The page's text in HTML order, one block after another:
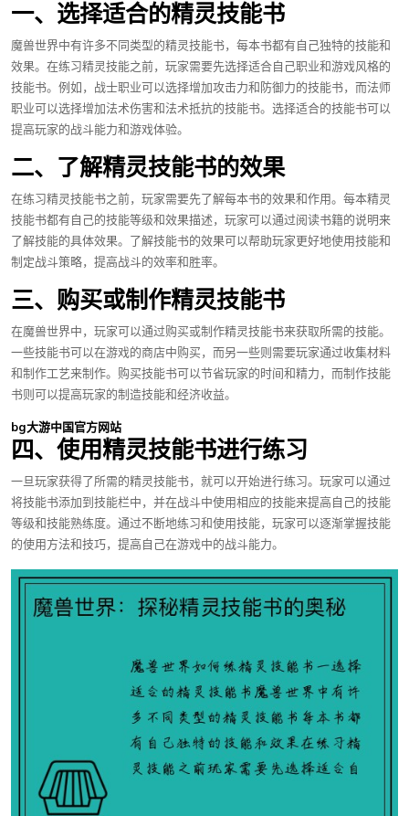
一、选择适合的精灵技能书
魔兽世界中有许多不同类型的精灵技能书，每本书都有自己独特的技能和
效果。在练习精灵技能之前，玩家需要先选择适合自己职业和游戏风格的
技能书。例如，战士职业可以选择增加攻击力和防御力的技能书，而法师
职业可以选择增加法术伤害和法术抵抗的技能书。选择适合的技能书可以
提高玩家的战斗能力和游戏体验。
二、了解精灵技能书的效果
在练习精灵技能书之前，玩家需要先了解每本书的效果和作用。每本精灵
技能书都有自己的技能等级和效果描述，玩家可以通过阅读书籍的说明来
了解技能的具体效果。了解技能书的效果可以帮助玩家更好地使用技能和
制定战斗策略，提高战斗的效率和胜率。
三、购买或制作精灵技能书
在魔兽世界中，玩家可以通过购买或制作精灵技能书来获取所需的技能。
一些技能书可以在游戏的商店中购买，而另一些则需要玩家通过收集材料
和制作工艺来制作。购买技能书可以节省玩家的时间和精力，而制作技能
书则可以提高玩家的制造技能和经济收益。
bg大游中国官方网站
四、使用精灵技能书进行练习
一旦玩家获得了所需的精灵技能书，就可以开始进行练习。玩家可以通过
将技能书添加到技能栏中，并在战斗中使用相应的技能来提高自己的技能
等级和技能熟练度。通过不断地练习和使用技能，玩家可以逐渐掌握技能
的使用方法和技巧，提高自己在游戏中的战斗能力。